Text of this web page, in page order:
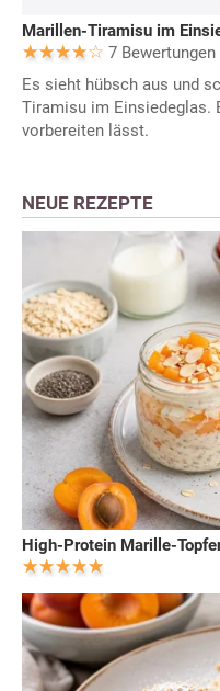
Marillen-Tiramisu im
7 Bewertungen
Es sieht hübsch aus und
Tiramisu im Einsiedeglas.
vorbereiten lässt.
NEUE REZEPTE
High-Protein Marille-